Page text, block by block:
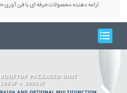
اراعه دهنده محصولات حرفه ای با فن آوری